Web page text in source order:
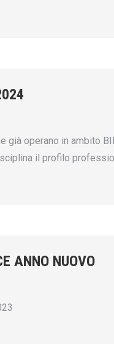
operano in ambito
il profilo
ANNO NUOVO